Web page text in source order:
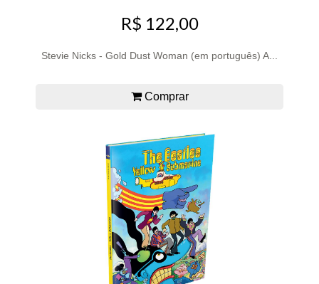
R$ 122,00
Stevie Nicks - Gold Dust Woman (em português) A...
Comprar